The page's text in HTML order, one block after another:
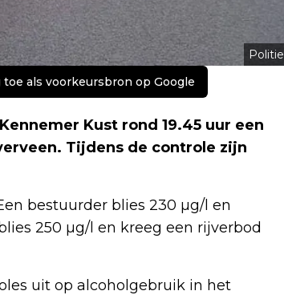
Politie
toe als voorkeursbron op Google
Kust rond 19.45 uur een
Tijdens de controle zijn
bestuurder blies 230 µg/l en
250 µg/l en kreeg een rijverbod
uit op alcoholgebruik in het